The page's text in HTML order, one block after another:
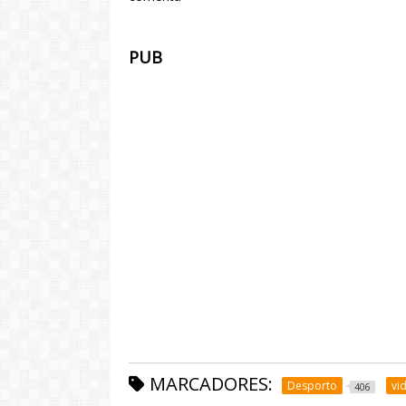
PUB
MARCADORES: Desporto 406